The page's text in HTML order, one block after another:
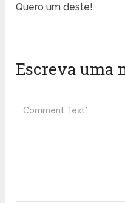
Quero um deste!
Escreva uma